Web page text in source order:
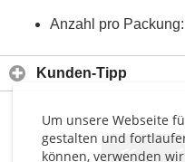
Um unsere Webseite
gestalten und
können, verwenden
Anzahl pro
Kunden-Tipp
<< <